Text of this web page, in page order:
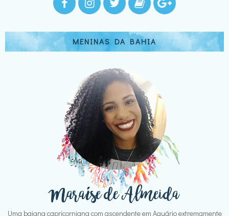
MENINAS DA BAHIA
Uma baiana capricorniana com ascendente em Aquário extremamente